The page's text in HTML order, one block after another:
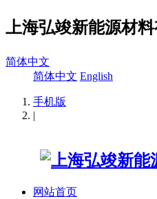
上海弘竣新能源材料
简体中文
简体中文 English
手机版
|
网站首页